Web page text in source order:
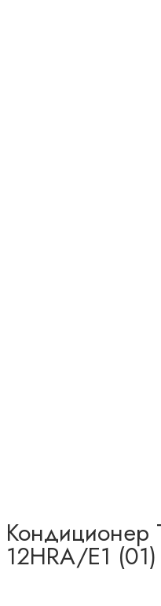
Кондиционер
12HRA/E1 (01)